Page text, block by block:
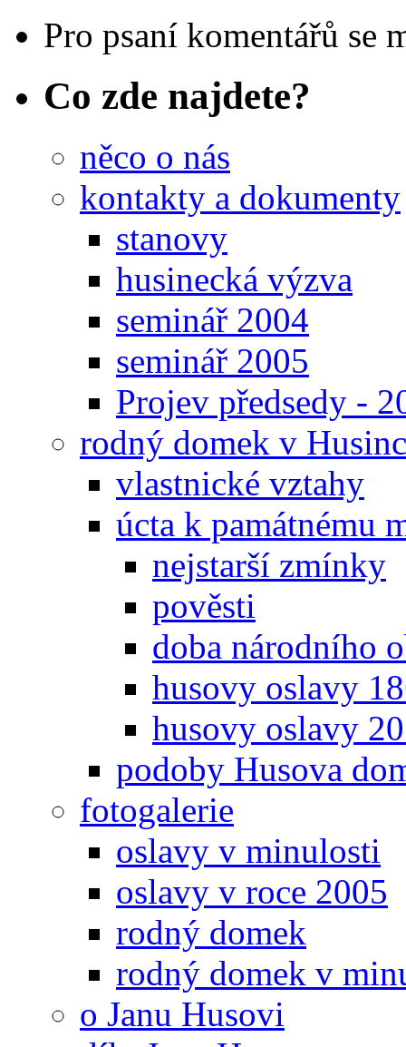
Pro psaní komentářů se
Co zde najdete?
něco o nás
kontakty a dokumenty
stanovy
husinecká výzva
seminář 2004
seminář 2005
Projev předsedy -
rodný domek v
vlastnické vztahy
úcta k památnému
nejstarší zmínky
pověsti
doba národního
husovy oslavy
husovy oslavy
podoby Husova
fotogalerie
oslavy v minulosti
oslavy v roce 2005
rodný domek
rodný domek v
o Janu Husovi